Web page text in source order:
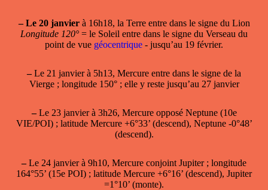
– Le 20 janvier à 16h18, la Terre entre dans le signe du Lion
Longitude 120°= le Soleil entre dans le signe du Verseau du
point de vue géocentrique - jusqu’au 19 février.
–Le 21 janvier à 5h13, Mercure entre dans le signe de la
Vierge ; longitude 150° ; elle y reste jusqu’au 27 janvier
–Le 23 janvier à 3h26, Mercure opposé Neptune (10e
VIE/POI) ; latitude Mercure +6°33’ (descend), Neptune -0°48’
(descend).
–Le 24 janvier à 9h10, Mercure conjoint Jupiter ; longitude
164°55’ (15e POI) ; latitude Mercure +6°16’ (descend), Jupiter
=1°10’ (monte).